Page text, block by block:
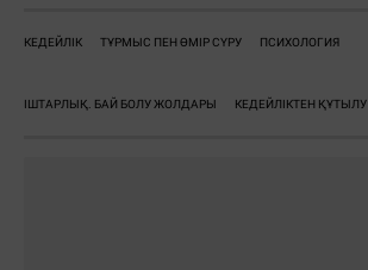
КЕДЕЙЛІК ТҰРМЫС ПЕН ӨМІР СҮРУ ПСИХОЛОГИЯ
ІШТАРЛЫҚ. БАЙ БОЛУ ЖОЛДАРЫ КЕДЕЙЛІКТЕН ҚҰТЫЛУ